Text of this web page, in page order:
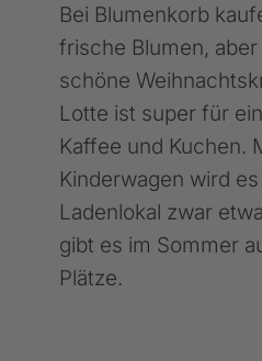
Bei Blumenkorb
frische Blumen,
schöne
Lotte ist super für
Kaffee und Kuchen.
Kinderwagen wird
Ladenlokal zwar
gibt es im Sommer
Plätze.